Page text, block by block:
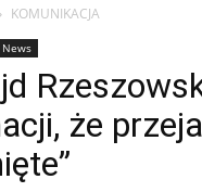
KOMUNIKACJA
News
że